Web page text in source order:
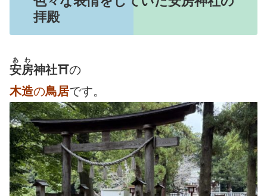
拝殿
安房
あわ
神社⛩の
木造の鳥居です。